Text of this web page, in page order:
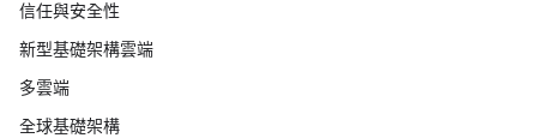
信任與安全性
新型基礎架構雲端
多雲端
全球基礎架構